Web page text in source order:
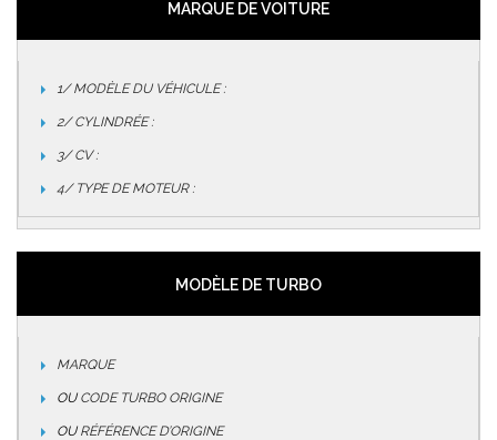
MARQUE DE VOITURE
1/ MODÈLE DU VÉHICULE :
2/ CYLINDRÉE :
3/ CV :
4/ TYPE DE MOTEUR :
MODÈLE DE TURBO
MARQUE
OUCODE TURBO ORIGINE
OURÉFÉRENCE D’ORIGINE